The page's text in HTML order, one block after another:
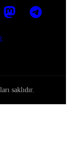
saklıdır.